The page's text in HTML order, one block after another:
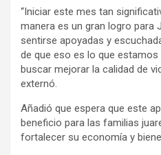
“Iniciar este mes tan
manera es un gran logro para
sentirse apoyadas y
de que eso es lo que
buscar mejorar la calidad de
externó.
Añadió que espera que este
beneficio para las familias
fortalecer su economía y